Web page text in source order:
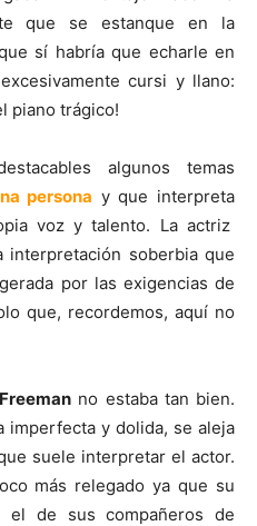
que se estanque en la
sí habría que echarle en
cursi y llano:
piano trágico!
algunos temas
persona y que interpreta
voz y talento. La actriz
soberbia que
por las exigencias de
que, recordemos, aquí no
no estaba tan bien.
imperfecta y dolida, se aleja
suele interpretar el actor.
más relegado ya que su
el de sus compañeros de